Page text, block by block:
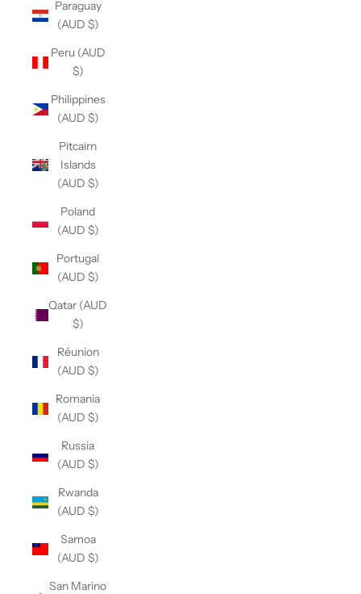
Paraguay
(AUD $)
Peru (AUD
$)
Philippines
(AUD $)
Pitcairn
Islands
(AUD $)
Poland
(AUD $)
Portugal
(AUD $)
Qatar (AUD
$)
Réunion
(AUD $)
Romania
(AUD $)
Russia
(AUD $)
Rwanda
(AUD $)
Samoa
(AUD $)
San Marino